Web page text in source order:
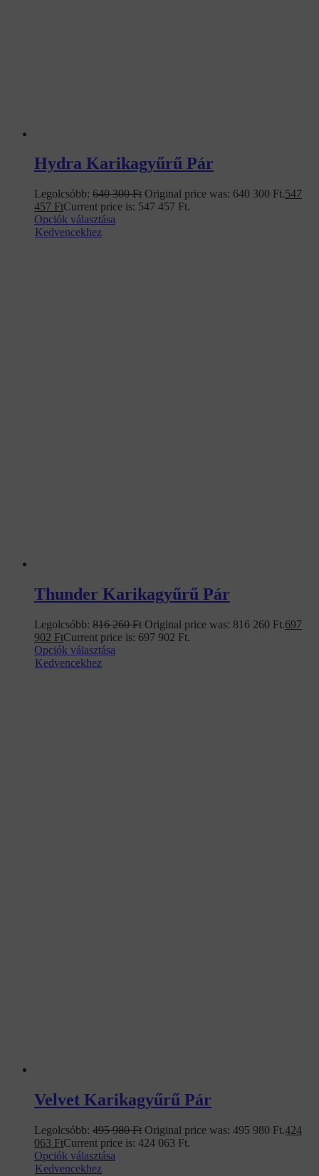
Hydra Karikagyűrű Pár
Legolcsóbb: 640 300Ft Original price was: 640 300 Ft.547
457 FtCurrent price is: 547 457 Ft.
Opciók választása
Kedvencekhez
Thunder Karikagyűrű Pár
Legolcsóbb: 816 260Ft Original price was: 816 260 Ft.697
902 FtCurrent price is: 697 902 Ft.
Opciók választása
Kedvencekhez
Velvet Karikagyűrű Pár
Legolcsóbb: 495 980Ft Original price was: 495 980 Ft.424
063 FtCurrent price is: 424 063 Ft.
Opciók választása
Kedvencekhez